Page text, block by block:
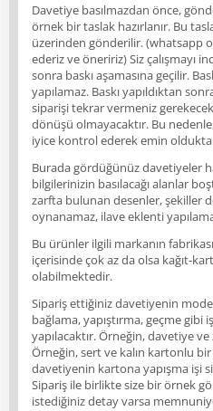
Davetiye basılmazdan önce,
örnek bir taslak hazırlanır. Bu
üzerinden gönderilir. (whatsapp
ederiz ve öneririz) Siz çalışmayı
sonra baskı aşamasına geçilir.
yapılamaz. Baskı yapıldıktan
siparişi tekrar vermeniz
dönüşü olmayacaktır. Bu
iyice kontrol ederek emin
Burada gördüğünüz davetiyeler
bilgilerinizin basılacağı alanlar
zarfta bulunan desenler, şekiller
oynanamaz, ilave eklenti
Bu ürünler ilgili markanın
içerisinde çok az da olsa kağıt-
olabilmektedir.
Sipariş ettiğiniz davetiyenin
bağlama, yapıştırma, geçme gibi
yapılacaktır. Örneğin, davetiye
Örneğin, sert ve kalın kartonlu
davetiyenin kartona yapışma işi
Sipariş ile birlikte size bir örnek
istediğiniz detay varsa